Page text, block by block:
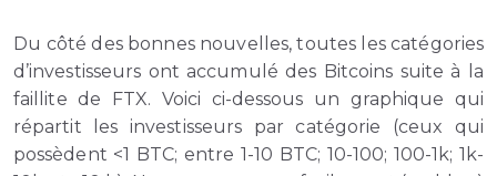
Du côté des bonnes nouvelles, toutes les catégories
d’investisseurs ont accumulé des Bitcoins suite à la
faillite de FTX. Voici ci-dessous un graphique qui
répartit les investisseurs par catégorie (ceux qui
possèdent <1 BTC; entre 1-10 BTC; 10-100; 100-1k; 1k-